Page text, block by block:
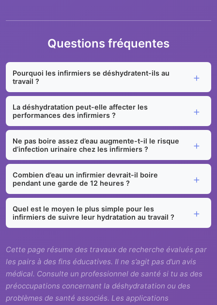
Questions fréquentes
Pourquoi les infirmiers se déshydratent-ils au
travail ?
La déshydratation peut-elle affecter les
performances des infirmiers ?
Ne pas boire assez d’eau augmente-t-il le risque
d’infection urinaire chez les infirmiers ?
Combien d’eau un infirmier devrait-il boire
pendant une garde de 12 heures ?
Quel est le moyen le plus simple pour les
infirmiers de suivre leur hydratation au travail ?
Cette page résume des travaux de recherche évalués par
les pairs à des fins éducatives. Il ne s’agit pas d’un avis
médical. Consulte un professionnel de santé si tu as des
préoccupations concernant la déshydratation ou des
problèmes de santé associés. Les applications